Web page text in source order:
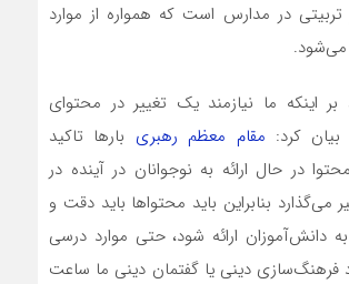
تربیتی در مدارس است که همواره از موارد
بر اینکه ما نیازمند یک تغییر در محتوای
بیان کرد: مقام معظم رهبری بارها تاکید
در حال ارائه به نوجوانان در آینده در
می‌گذارد بنابراین باید محتواها باید دقت و
دانش‌آموزان ارائه شود، حتی موارد درسی
فرهنگ‌سازی دینی یا گفتمان دینی ما ساعت